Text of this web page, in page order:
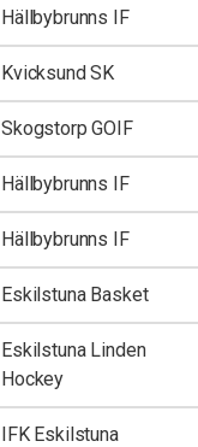
Hällbybrunns IF
Kvicksund SK
Skogstorp GOIF
Hällbybrunns IF
Hällbybrunns IF
Eskilstuna Basket
Eskilstuna Linden
Hockey
IFK Eskilstuna